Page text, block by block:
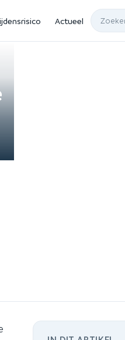
Actueel